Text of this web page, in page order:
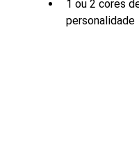
1 ou 2 cores
personalidade